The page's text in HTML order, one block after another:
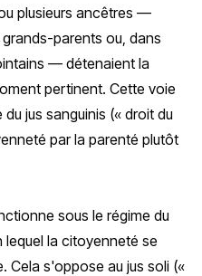
plusieurs ancêtres —
parents ou, dans
— détenaient la
pertinent. Cette voie
du jus sanguinis (« droit du
par la parenté plutôt
sous le régime du
lequel la citoyenneté se
Cela s'oppose au jus soli («